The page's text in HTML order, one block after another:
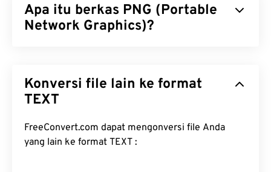
Apa itu berkas PNG (Portable
Network Graphics)?
untuk portabilitas. Gambar PNG dapat memiliki
warnaRGB
dalam ikon atau desain grafis. PNG juga
mendukung animasi dengan transparansi yang
Konversi file lain ke format
TEXT
FreeConvert.com dapat mengonversi file Anda
yang lain ke format TEXT :